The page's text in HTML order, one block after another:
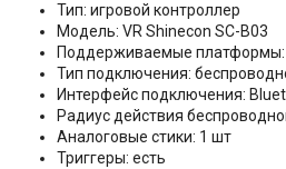
Тип: игровой контроллер
Модель: VR Shinecon SC-B03
Поддерживаемые платформы:
Тип подключения:
Интерфейс подключения:
Радиус действия
Аналоговые стики: 1 шт
Триггеры: есть